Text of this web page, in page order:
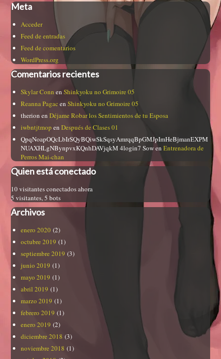
Meta
Acceder
Feed de entradas
Feed de comentarios
WordPress.org
Comentarios recientes
Skylar Conn enShinkyoku no Grimoire 05
Reanna Pagac enShinkyoku no Grimoire 05
therion enDéjame Robar los Sentimientos de tu Esposa
iwbntjtmop enDespués de Clases 01
QpqNoapOQcLbIrSQyBQiwSkSqsyAmrqqBpGMJpImHeBjmanEXPM
NUAXHLgNBynpvxKQnhDAVjqkM 4login7 SowenEntrenadora de
Perros Mai-chan
Quien está conectado
10 visitantes conectados ahora
5 visitantes,5 bots
Archivos
enero 2020 (2)
octubre 2019 (1)
septiembre 2019 (3)
junio 2019 (1)
mayo 2019 (1)
abril 2019 (1)
marzo 2019 (1)
febrero 2019 (1)
enero 2019 (2)
diciembre 2018 (3)
noviembre 2018 (1)